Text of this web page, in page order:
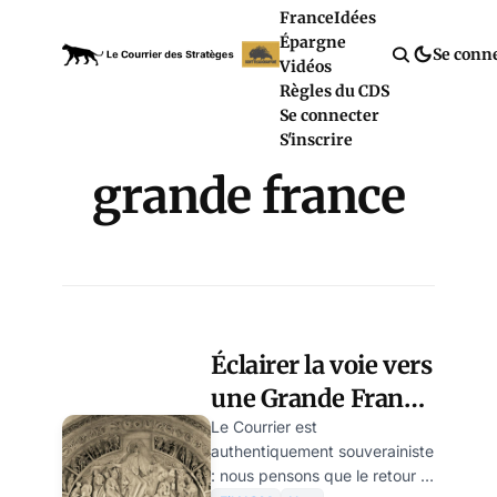
FranceIdées
Épargne
Vidéos
Règles du CDS
Se connecter
S'inscrire
Se
grande france
Éclairer la voie vers
une Grande France
(la semaine vidéo
du Courrier)
Le Courrier est
authentiquement souverainiste
: nous pensons que le retour à